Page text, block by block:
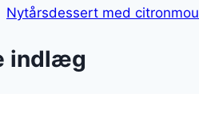
Nytårsdessert med
indlæg